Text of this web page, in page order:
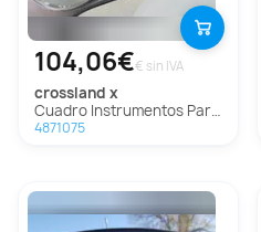
104,06€€ sin IVA
crossland x
Cuadro Instrumentos Para Opel Crossland X
4871075